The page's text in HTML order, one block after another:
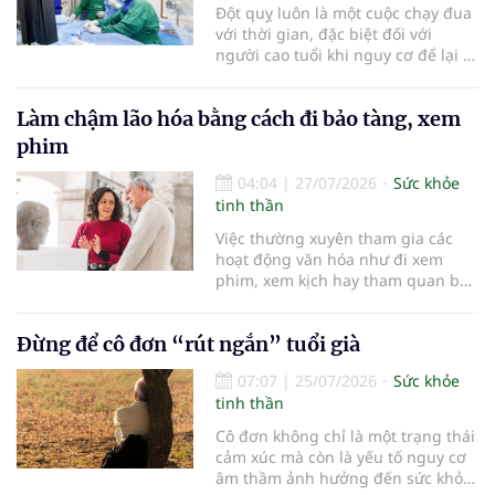
thần nhân ái, trách nhiệm của đội
ngũ thầy thuốc Nam y đối với
người có công với cách mạng.
Đột quỵ luôn là một cuộc chạy đua
với thời gian, đặc biệt đối với
người cao tuổi khi nguy cơ để lại di
cấp cứu kịp thời. Mỗi phút trôi qua
thể phục hồi. Vì vậy, việc rút ngắn
thời gian cấp cứu, tái thông mạch
ý nghĩa quyết định đến khả năng
sống còn cũng như chất lượng
cuộc sống sau điều trị.
Làm chậm lão hóa bằng cách đi bảo tàng, xem
phim
04:04 | 27/07/2026
Sức khỏe
tinh thần
Việc thường xuyên tham gia các
hoạt động văn hóa như đi xem
phim, xem kịch hay tham quan bảo
cải thiện sức khỏe tinh thần và
người cao tuổi…
Đừng để cô đơn “rút ngắn” tuổi già
07:07 | 25/07/2026
Sức khỏe
tinh thần
Cô đơn không chỉ là một trạng thái
cảm xúc mà còn là yếu tố nguy cơ
âm thầm ảnh hưởng đến sức khỏe